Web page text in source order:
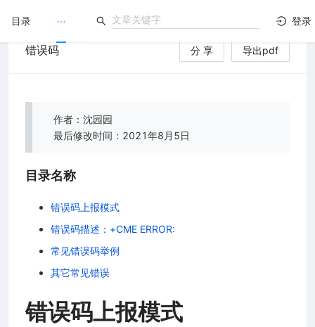
登录
目录
文档没解决？论坛发个帖！
错误码 分 享 导出pdf
作者：沈园园
最后修改时间：2021年8月5日
目录名称
错误码上报模式
错误码描述：+CME ERROR:
常见错误码举例
其它常见错误
错误码上报模式